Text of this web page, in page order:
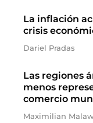
La inflación
crisis
Dariel Pradas
Las regiones
menos
comercio
Maximilian